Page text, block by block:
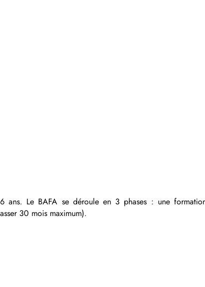
ans. Le BAFA se déroule en 3 phases : une
30 mois maximum).